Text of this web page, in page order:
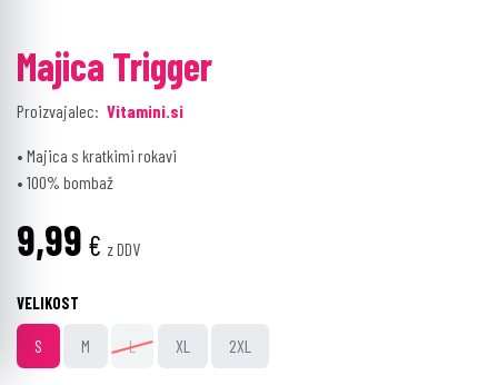
Majica Trigger
Proizvajalec: Vitamini.si
• Majica s kratkimi rokavi
• 100% bombaž
9,99 € z DDV
VELIKOST
S M L XL 2XL